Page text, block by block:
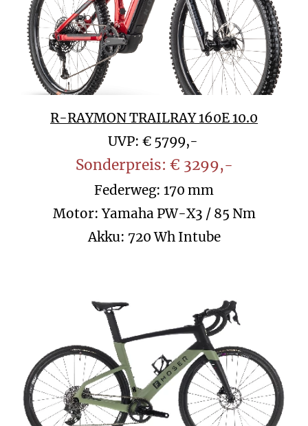
R-RAYMON TRAILRAY 160E 10.0
UVP: € 5799,-
Sonderpreis: € 3299,-
Federweg: 170 mm
Motor: Yamaha PW-X3 / 85 Nm
Akku: 720 Wh Intube